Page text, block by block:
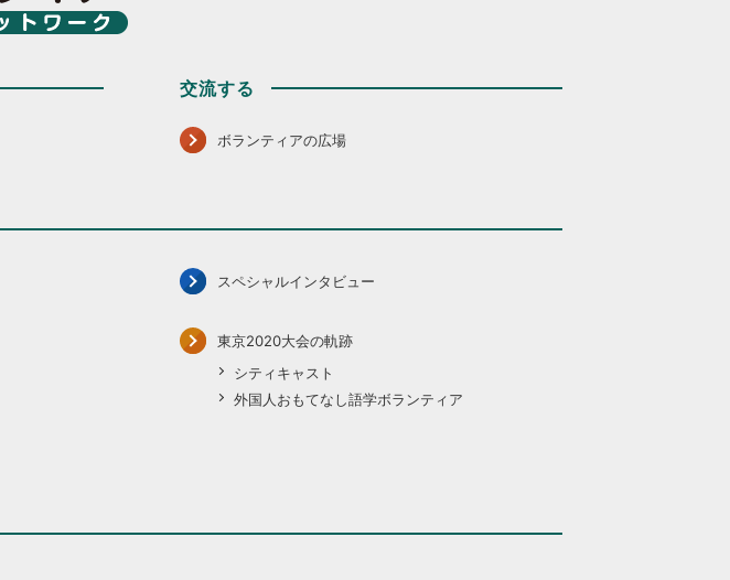
交流する
ボランティアの広場
スペシャルインタビュー
東京2020大会の軌跡
シティキャスト
外国人おもてなし語学ボランティア